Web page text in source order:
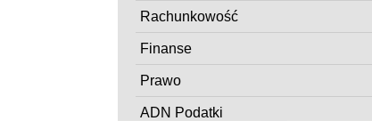
Rachunkowość
Finanse
Prawo
ADN Podatki